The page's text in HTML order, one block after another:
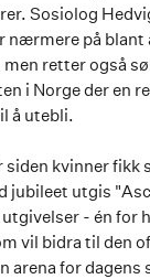
Sosiolog
nærmere på
retter også
i Norge der en
å utebli.
siden kvinner
jubileet utgis
utgivelser - én for
vil bidra til den
arena for